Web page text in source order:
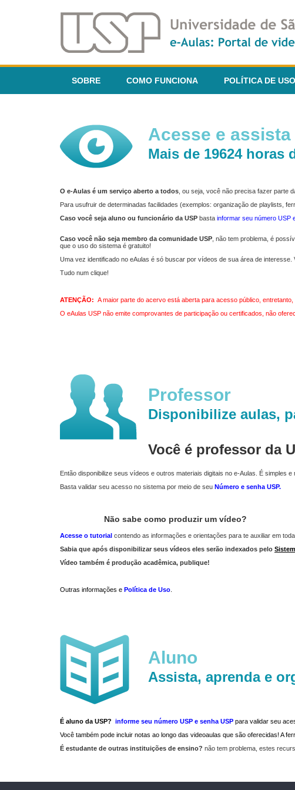
SOBRE COMO FUNCIONA POLÍTICA DE USO
Acesse e
Mais de 19624 horas
O e-Aulas é um serviço aberto a todos , ou seja, você não precisa fazer parte
Para usufruir de determinadas facilidades (exemplos: organização de playlists,
Caso você seja aluno ou funcionário da USP basta informar seu número USP
Caso você não seja membro da comunidade USP , não tem problema, é
que o uso do sistema é gratuito!
Uma vez identificado no eAulas é só buscar por vídeos de sua área de interesse.
Tudo num clique!
ATENÇÃO: A maior parte do acervo está aberta para acesso público,
O eAulas USP não emite comprovantes de participação ou certificados, não
Professor
Disponibilize aulas,
Você é professor da
Então disponibilize seus vídeos e outros materiais digitais no e-Aulas. É simples e
Basta validar seu acesso no sistema por meio de seu Número e senha USP.
Não sabe como produzir um vídeo?
Acesse o tutorial contendo as informações e orientações para te auxiliar em
Sabia que após disponibilizar seus vídeos eles serão indexados pelo
Vídeo também é produção acadêmica, publique!
Outras informações e Política de Uso
Aluno
Assista, aprenda e
É aluno da USP? informe seu número USP e senha USP para validar seu
Você também pode incluir notas ao longo das videoaulas que são oferecidas! A
É estudante de outras instituições de ensino? não tem problema, estes